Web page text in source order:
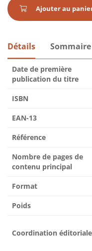
Ajouter au
Détails Sommaire
Date de première
publication du titre
ISBN
EAN-13
Référence
Nombre de pages de
contenu principal
Format
Poids
Coordination éditoriale